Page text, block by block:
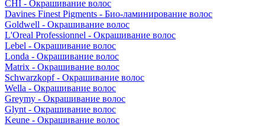
CHI - Окрашивание волос
Davines Finest Pigments - Био-ламинирование волос
Goldwell - Окрашивание волос
L'Oreal Professionnel - Окрашивание волос
Lebel - Окрашивание волос
Londa - Окрашивание волос
Matrix - Окрашивание волос
Schwarzkopf - Окрашивание волос
Wella - Окрашивание волос
Greymy - Окрашивание волос
Glynt - Окрашивание волос
Keune - Окрашивание волос